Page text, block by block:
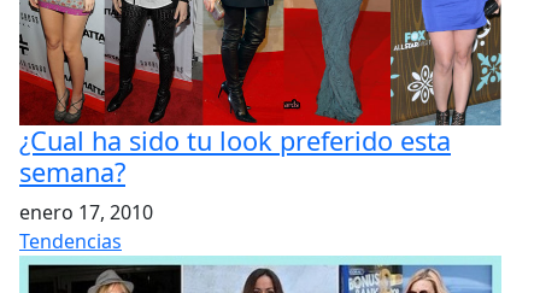
¿Cual ha sido tu look preferido esta
semana?
enero 17, 2010
Tendencias